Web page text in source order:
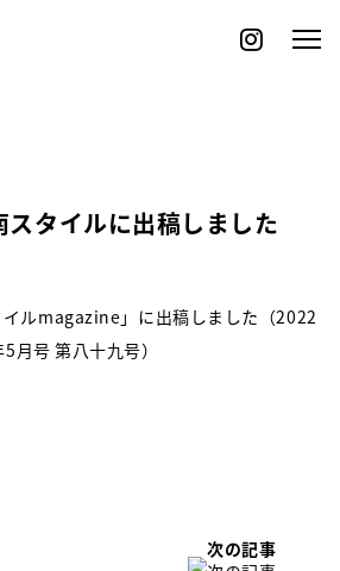
タイルに出稿しました
ルmagazine」に出稿しました（2022
5月号 第八十九号）
次の記事